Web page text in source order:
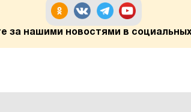
за нашими новостями в